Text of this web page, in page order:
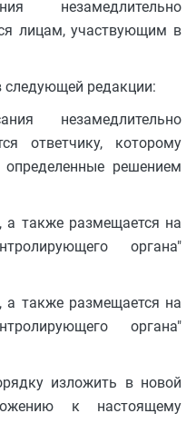
незамедлительно
лицам, участвующим в
следующей редакции:
незамедлительно
ответчику, которому
определенные решением
а также размещается на
органа"
а также размещается на
органа"
изложить в новой
к настоящему